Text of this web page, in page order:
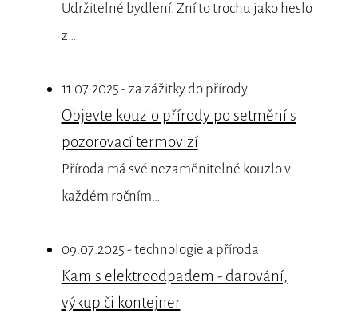
Udržitelné bydlení. Zní to trochu jako heslo
z…
11.07.2025 - za zážitky do přírody
Objevte kouzlo přírody po setmění s
pozorovací termovizí
Příroda má své nezaměnitelné kouzlo v
každém ročním…
09.07.2025 - technologie a příroda
Kam s elektroodpadem - darování,
výkup či kontejner